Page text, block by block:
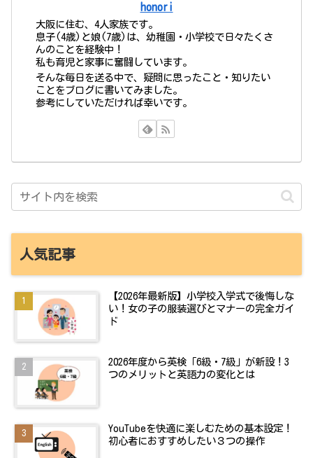
honori
大阪に住む、4人家族です。
息子(4歳)と娘(7歳)は、幼稚園・小学校で日々たくさ
んのことを経験中！
私も育児と家事に奮闘しています。
そんな毎日を送る中で、疑問に思ったこと・知りたい
ことをブログに書いてみました。
参考にしていただければ幸いです。
人気記事
【2026年最新版】小学校入学式で後悔しな
い！女の子の服装選びとマナーの完全ガイ
ド
2026年度から英検「6級・7級」が新設！3
つのメリットと英語力の変化とは
YouTubeを快適に楽しむための基本設定！
初心者におすすめしたい３つの操作